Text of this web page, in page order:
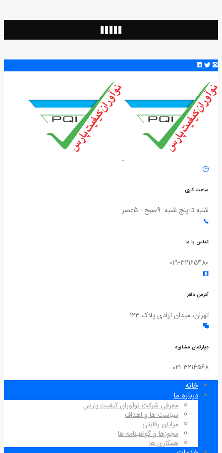
ساعت کاری
شنبه تا پنج شنبه: 9صبح - 5عصر
تماس با ما
021-32165480
آدرس دفتر
تهران، میدان آزادی پلاک 123
دپارتمان مشاوره
021-3214568
خانه
درباره ما
معرفی شرکت نوآوران کیفیت پارس
سیاست ها و اهداف
مزایای رقابتی
مجوزها و گواهینامه ها
همکاری ها